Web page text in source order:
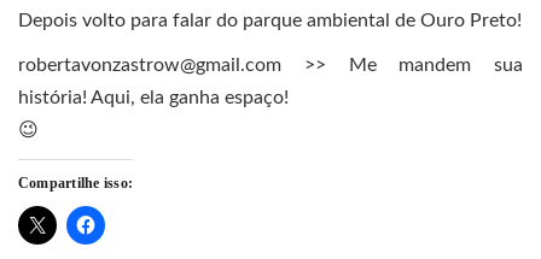
Depois volto para falar do parque ambiental de Ouro Preto!
robertavonzastrow@gmail.com >> Me mandem sua
história! Aqui, ela ganha espaço!
😉
Compartilhe isso: